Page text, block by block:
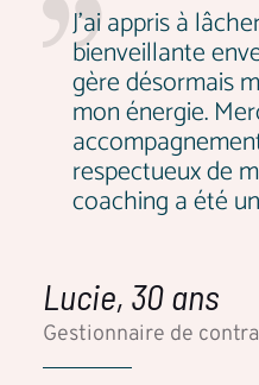
J'ai appris à
bienveillante
gère désormais
mon énergie.
respectueux de
coaching a été
Lucie, 30 ans
Gestionnaire de